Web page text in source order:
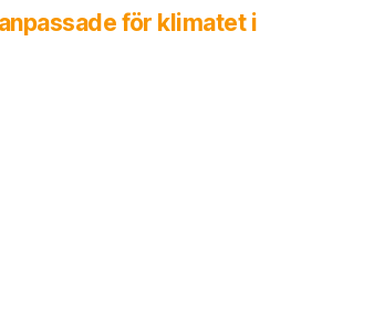
för klimatet i